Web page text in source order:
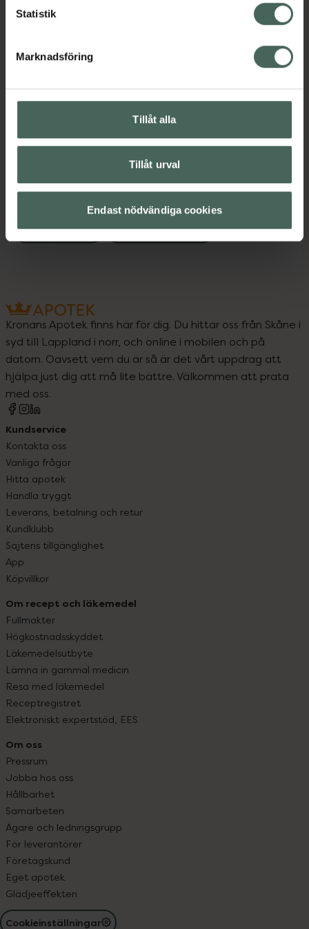
Statistik
Marknadsföring
Tillåt alla
Tillåt urval
Endast nödvändiga cookies
Kategorier:
Upptäck flera produkter inom
Hudvård Kroppsvård
Kronans Apotek finns här för dig. Du hittar oss från Skåne i
syd till Lappland i norr, och online i mobilen och på
datorn. Oavsett vem du är så är det vårt uppdrag att
hjälpa just dig att må lite bättre. Välkommen att prata
med oss.
Kundservice
Kontakta oss
Vanliga frågor
Hitta apotek
Handla tryggt
Leverans, betalning och retur
Kundklubb
Sajtens tillgänglighet
App
Köpvillkor
Om recept och läkemedel
Fullmakter
Högkostnadsskyddet
Läkemedelsutbyte
Lämna in gammal medicin
Resa med läkemedel
Receptregistret
Elektroniskt expertstöd, EES
Om oss
Pressrum
Jobba hos oss
Hållbarhet
Samarbeten
Ägare och ledningsgrupp
För leverantörer
Företagskund
Eget apotek
Glädjeeffekten
Cookieinställningar